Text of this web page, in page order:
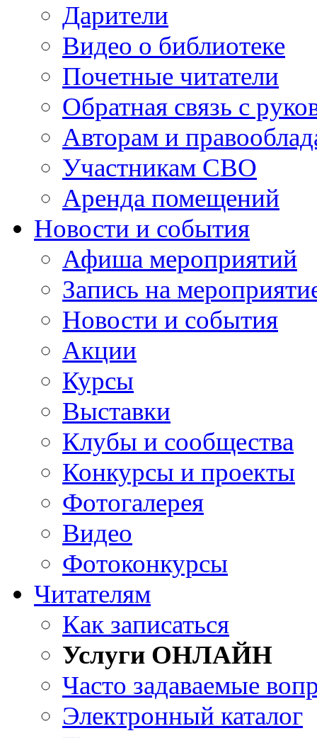
Дарители
Видео о библиотеке
Почетные читатели
Обратная связь с
Авторам и
Участникам СВО
Аренда помещений
Новости и события
Афиша мероприятий
Запись на
Новости и события
Акции
Курсы
Выставки
Клубы и сообщества
Конкурсы и проекты
Фотогалерея
Видео
Фотоконкурсы
Читателям
Как записаться
Услуги ОНЛАЙН
Часто задаваемые
Электронный каталог